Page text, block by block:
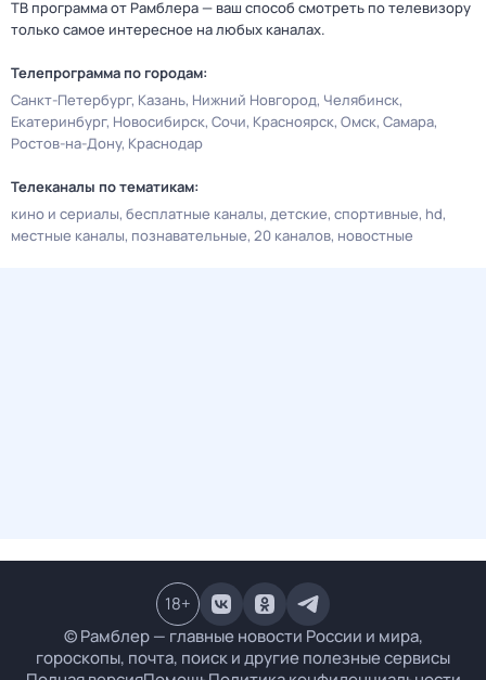
ТВ программа от Рамблера — ваш способ смотреть по телевизору
только самое интересное на любых каналах.
Телепрограмма по городам:
Санкт-Петербург Казань Нижний Новгород Челябинск
Екатеринбург Новосибирск Сочи Красноярск Омск Самара
Ростов-на-Дону Краснодар
Телеканалы по тематикам:
кино и сериалы бесплатные каналы детские спортивные hd
местные каналы познавательные 20 каналов новостные
© Рамблер — главные новости России и мира,
гороскопы, почта, поиск и другие полезные сервисы
18+